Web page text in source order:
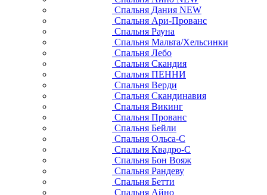
Спальня Дания NEW
Спальня Ари-Прованс
Спальня Рауна
Спальня Мальта/Хельсинки
Спальня Лебо
Спальня Скандия
Спальня ПЕННИ
Спальня Верди
Спальня Скандинавия
Спальня Викинг
Спальня Прованс
Спальня Бейли
Спальня Ольса-С
Спальня Квадро-С
Спальня Бон Вояж
Спальня Рандеву
Спальня Бетти
Спальня Айно